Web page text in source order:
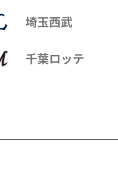
埼玉西武
千葉ロッテ